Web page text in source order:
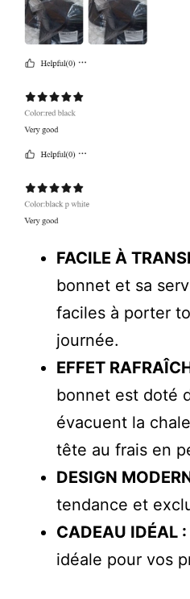
FACILE À
bonnet et sa
faciles à porter
journée.
EFFET
bonnet est doté
évacuent la
tête au frais en
DESIGN
tendance et
CADEAU IDÉAL :
idéale pour vos